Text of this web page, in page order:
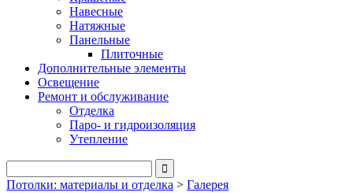
Навесные
Натяжные
Панельные
Плиточные
Дополнительные элементы
Освещение
Ремонт и обслуживание
Отделка
Паро- и гидроизоляция
Утепление
Потолки: материалы и отделка > Галерея